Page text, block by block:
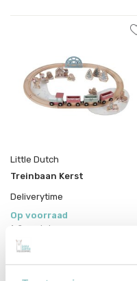
Little Dutch
Treinbaan Kerst
Deliverytime
Op voorraad
1-2 werkdagen
22,95
Incl. btw